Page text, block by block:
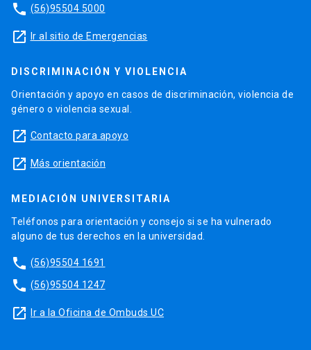
phone (56)95504 5000
launch Ir al sitio de Emergencias
DISCRIMINACIÓN Y VIOLENCIA
Orientación y apoyo en casos de discriminación, violencia de
género o violencia sexual.
launch Contacto para apoyo
launch Más orientación
MEDIACIÓN UNIVERSITARIA
Teléfonos para orientación y consejo si se ha vulnerado
alguno de tus derechos en la universidad.
phone (56)95504 1691
phone (56)95504 1247
launch Ir a la Oficina de Ombuds UC